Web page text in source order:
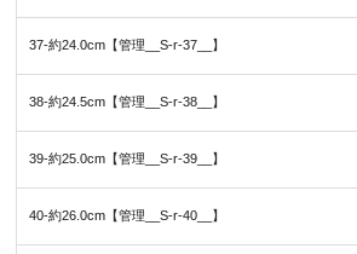
37-約24.0cm【管理__S-r-37__】
38-約24.5cm【管理__S-r-38__】
39-約25.0cm【管理__S-r-39__】
40-約26.0cm【管理__S-r-40__】